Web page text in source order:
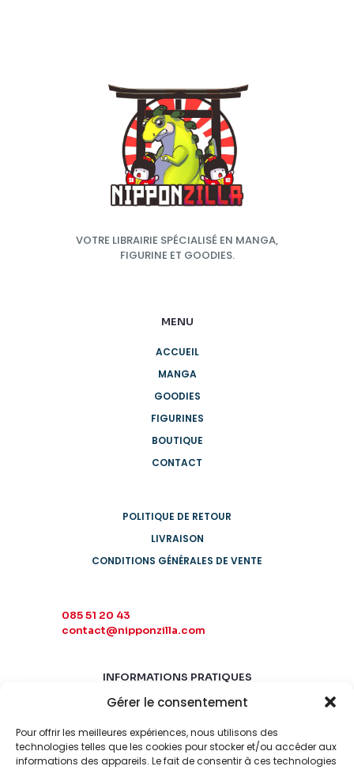
Gérer le consentement
Pour offrir les meilleures expériences, nous utilisons des
technologies telles que les cookies pour stocker et/ou accéder aux
informations des appareils. Le fait de consentir à ces technologies
VOTRE LIBRAIRIE SPÉCIALISÉ EN MANGA,
FIGURINE ET GOODIES.
MENU
ACCUEIL
MANGA
GOODIES
FIGURINES
BOUTIQUE
CONTACT
POLITIQUE DE RETOUR
LIVRAISON
CONDITIONS GÉNÉRALES DE VENTE
085 51 20 43
contact@nipponzilla.com
INFORMATIONS PRATIQUES
MARDI-SAMEDI
LUNDI-DIMANCHE
FERMÉ